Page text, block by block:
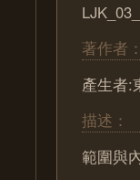
著作者：
產生者:
描述：
範圍與